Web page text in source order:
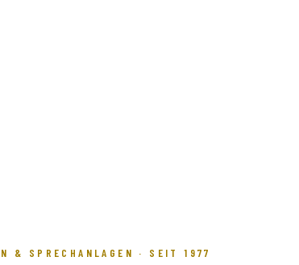
& SPRECHANLAGEN · SEIT 1977